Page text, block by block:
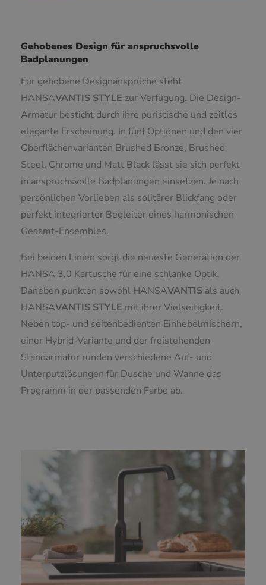
Gehobenes Design für anspruchsvolle
Badplanungen
Für gehobene Designansprüche steht
HANSAVANTIS STYLE zur Verfügung. Die Design-
Armatur besticht durch ihre puristische und zeitlos
elegante Erscheinung. In fünf Optionen und den vier
Oberflächenvarianten Brushed Bronze, Brushed
Steel, Chrome und Matt Black lässt sie sich perfekt
in anspruchsvolle Badplanungen einsetzen. Je nach
persönlichen Vorlieben als solitärer Blickfang oder
perfekt integrierter Begleiter eines harmonischen
Gesamt-Ensembles.
Bei beiden Linien sorgt die neueste Generation der
HANSA 3.0 Kartusche für eine schlanke Optik.
Daneben punkten sowohl HANSAVANTIS als auch
HANSAVANTIS STYLE mit ihrer Vielseitigkeit.
Neben top- und seitenbedienten Einhebelmischern,
einer Hybrid-Variante und der freistehenden
Standarmatur runden verschiedene Auf- und
Unterputzlösungen für Dusche und Wanne das
Programm in der passenden Farbe ab.